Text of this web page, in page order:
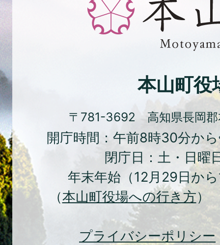
緑、
花
と
化
の
ま
ち
本
山
町
Town
本山町役
〒781-3692 高知県長岡郡
開庁時間：午前8時30分か
閉庁日：土・日曜
年末年始（12月29日か
（本山町役場への行き方）
プライバシーポリシー